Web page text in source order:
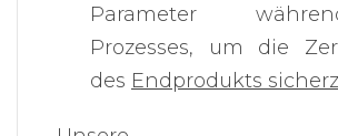
Parameter
Prozesses, um die
des Endprodukts